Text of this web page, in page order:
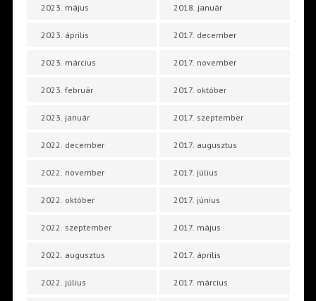
2023. május
2023. április
2023. március
2023. február
2023. január
2022. december
2022. november
2022. október
2022. szeptember
2022. augusztus
2022. július
2018. január
2017. december
2017. november
2017. október
2017. szeptember
2017. augusztus
2017. július
2017. június
2017. május
2017. április
2017. március